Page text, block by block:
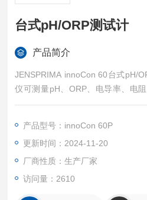
台式pH/ORP测试计
产品简介
JENSPRIMA innoCon 60台式pH/
仪可测量pH、ORP、电导率、电
泛应用于实验室、制程和野外的水
产品型号：innoCon 60P
更新时间：2024-11-20
厂商性质：生产厂家
访问量：2610